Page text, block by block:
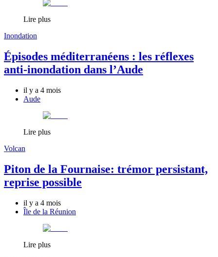
Lire plus
Inondation
Épisodes méditerranéens : les réflexes
anti-inondation dans l’Aude
il y a 4 mois
Aude
Lire plus
Volcan
Piton de la Fournaise: trémor persistant,
reprise possible
il y a 4 mois
Île de la Réunion
Lire plus